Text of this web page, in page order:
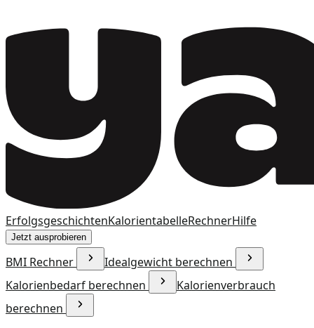
ErfolgsgeschichtenKalorientabelleRechnerHilfe
Jetzt ausprobieren
BMI Rechner
Idealgewicht berechnen
Kalorienbedarf berechnen
Kalorienverbrauch
berechnen